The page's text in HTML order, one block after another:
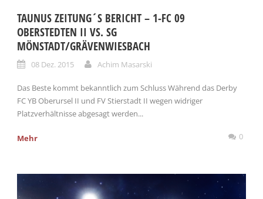
TAUNUS ZEITUNG´S BERICHT – 1-FC 09
OBERSTEDTEN II VS. SG
MÖNSTADT/GRÄVENWIESBACH
08 Dez. 2015 Achim Masarski
Das Beste kommt bekanntlich zum Schluss Während das Derby
FC YB Oberursel II und FV Stierstadt II wegen widriger
Platzverhältnisse abgesagt werden...
Mehr 0